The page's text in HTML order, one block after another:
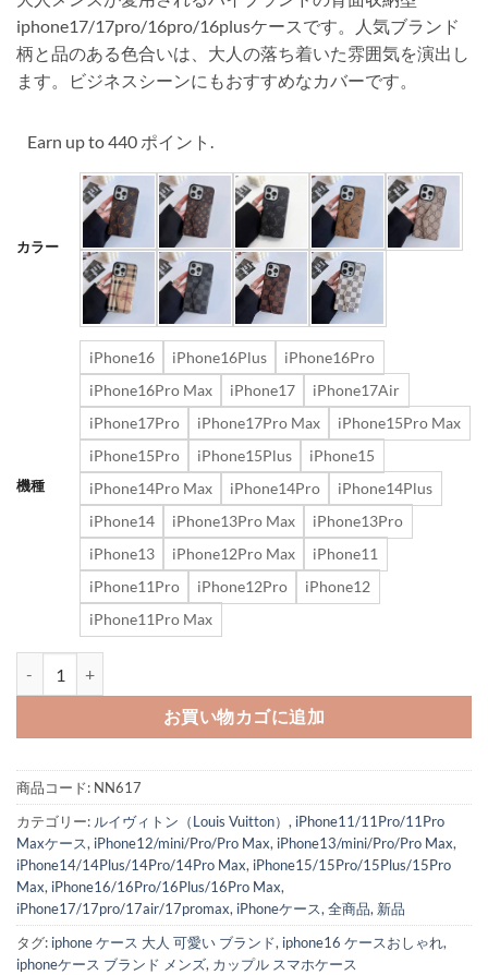
iphone17/17pro/16pro/16plusケースです。人気ブランド
柄と品のある色合いは、大人の落ち着いた雰囲気を演出し
ます。ビジネスシーンにもおすすめなカバーです。
Earn up to 440 ポイント.
カラー
機種
iPhone16 iPhone16Plus
iPhone16Pro
iPhone16Pro Max
iPhone17
iPhone17Air
iPhone17Pro
iPhone17Pro Max
iPhone15Pro Max
iPhone15Pro
iPhone15Plus
iPhone15
iPhone14Pro Max
iPhone14Pro
iPhone14Plus
iPhone14
iPhone13Pro Max
iPhone13Pro
iPhone13
iPhone12Pro Max
iPhone11
iPhone11Pro
iPhone12Pro
iPhone12
iPhone11Pro Max
お買い物カゴに追加
商品コード: NN617
カテゴリー: ルイヴィトン（Louis Vuitton） , iPhone11/11Pro/11Pro
Maxケース, iPhone12/mini/Pro/Pro Max, iPhone13/mini/Pro/Pro Max,
iPhone14/14Plus/14Pro/14Pro Max, iPhone15/15Pro/15Plus/15Pro
Max, iPhone16/16Pro/16Plus/16Pro Max,
iPhone17/17pro/17air/17promax, iPhoneケース, 全商品, 新品
タグ: iphone ケース 大人 可愛い ブランド, iphone16 ケースおしゃれ,
iphoneケース ブランド メンズ, カップル スマホケース